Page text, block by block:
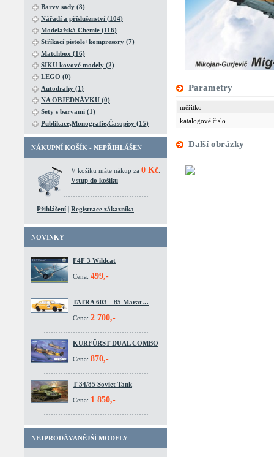
Barvy sady (8)
Nářadí a příslušenství (104)
Modelařská Chemie (116)
Stříkací pistole+kompresory (7)
Matchbox (16)
SIKU kovové modely (2)
LEGO (0)
Autodrahy (1)
NA OBJEDNÁVKU (0)
Sety s barvami (1)
Publikace,Monografie,Časopisy (15)
NÁKUPNÍ KOŠÍK - NEPŘIHLÁŠEN
V košíku máte nákup za 0 Kč
Vstup do košíku
Přihlášení | Registrace zákazníka
NOVINKY
F4F 3 Wildcat
Cena: 499,-
TATRA 603 - B5 Marat…
Cena: 2 700,-
KURFÜRST DUAL COMBO
Cena: 870,-
T 34/85 Soviet Tank
Cena: 1 850,-
NEJPRODÁVANĚJŠÍ MODELY
Parametry
měřitko
katalogové čislo
Další obrázky